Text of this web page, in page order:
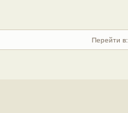
Перейти в: